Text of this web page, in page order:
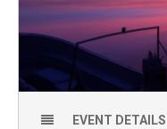
EVENT DETAILS